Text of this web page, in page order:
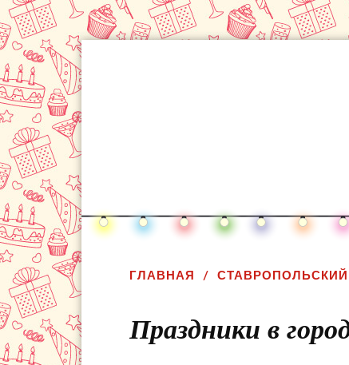
ГЛАВНАЯ СТАВРОПОЛЬСКИЙ
Праздники в